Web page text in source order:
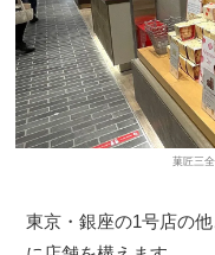
菓匠三
東京・銀座の1号店の